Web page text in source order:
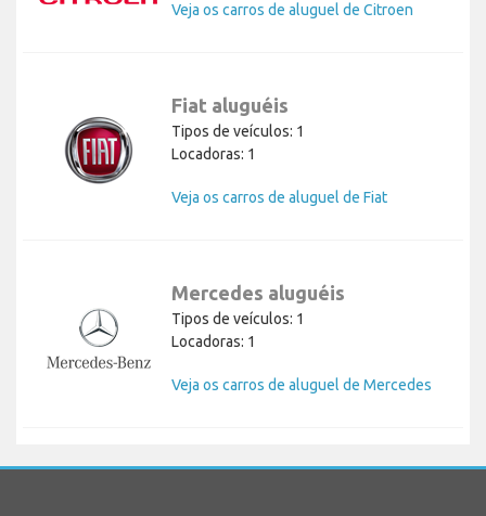
Veja os carros de aluguel de Citroen
Fiat aluguéis
Tipos de veículos: 1
Locadoras: 1
Veja os carros de aluguel de Fiat
Mercedes aluguéis
Tipos de veículos: 1
Locadoras: 1
Veja os carros de aluguel de Mercedes